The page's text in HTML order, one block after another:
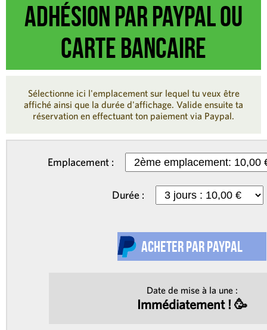
Adhésion par Paypal ou
carte bancaire
Sélectionne ici l'emplacement sur lequel tu veux être
affiché ainsi que la durée d'affichage. Valide ensuite ta
réservation en effectuant ton paiement via Paypal.
Emplacement :
Durée :
Date de mise à la une :
Immédiatement ! 🥳